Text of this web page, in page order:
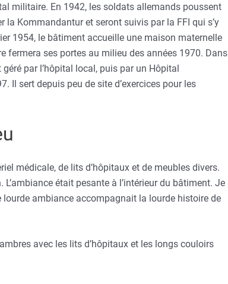
militaire. En 1942, les soldats allemands poussent
la Kommandantur et seront suivis par la FFI qui s’y
1954, le bâtiment accueille une maison maternelle
fermera ses portes au milieu des années 1970. Dans
par l’hôpital local, puis par un Hôpital
Il sert depuis peu de site d’exercices pour les
médicale, de lits d’hôpitaux et de meubles divers.
était pesante à l’intérieur du bâtiment. Je
ambiance accompagnait la lourde histoire de
avec les lits d’hôpitaux et les longs couloirs